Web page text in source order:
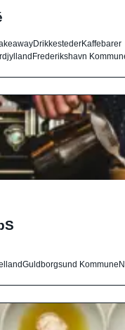
DrikkestederKaffebarer
Frederikshavn
Guldborgsund Kommune